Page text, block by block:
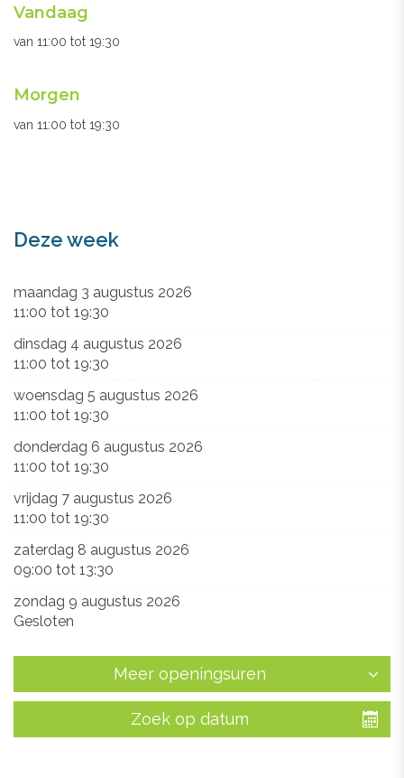
Openingsuren
secretariaat
Vandaag
van 11:00 tot 19:30
Morgen
van 11:00 tot 19:30
Deze week
maandag 3 augustus 2026
11:00 tot 19:30
dinsdag 4 augustus 2026
11:00 tot 19:30
woensdag 5 augustus 2026
11:00 tot 19:30
donderdag 6 augustus 2026
11:00 tot 19:30
vrijdag 7 augustus 2026
11:00 tot 19:30
zaterdag 8 augustus 2026
09:00 tot 13:30
zondag 9 augustus 2026
Gesloten
Meer openingsuren
Zoek op datum